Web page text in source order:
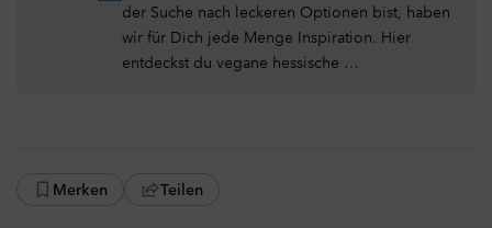
der Suche nach leckeren Optionen bist, haben
wir für Dich jede Menge Inspiration. Hier
entdeckst du vegane hessische …
Merken Teilen